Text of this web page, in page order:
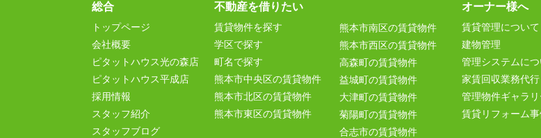
総合
トップページ
会社概要
ピタットハウス光の森店
ピタットハウス平成店
採用情報
スタッフ紹介
スタッフブログ
不動産を借りたい
賃貸物件を探す
学区で探す
町名で探す
熊本市中央区の賃貸物件
熊本市北区の賃貸物件
熊本市東区の賃貸物件
熊本市南区の賃貸物件
熊本市西区の賃貸物件
高森町の賃貸物件
益城町の賃貸物件
大津町の賃貸物件
菊陽町の賃貸物件
合志市の賃貸物件
オーナー様へ
賃貸管理について
建物管理
管理システムに
家賃回収業務代行
管理物件ギャラリ
賃貸リフォーム事